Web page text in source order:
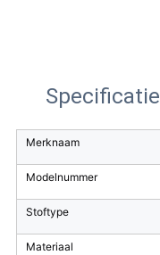
Specificatie
Merknaam
Modelnummer
Stoftype
Materiaal